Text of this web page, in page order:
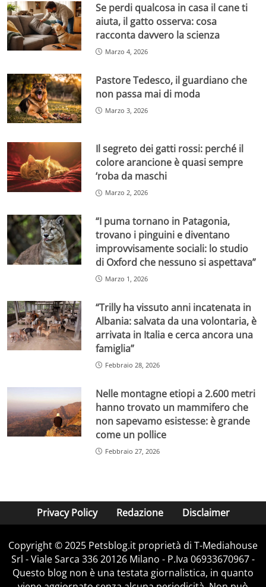
Se perdi qualcosa in casa il cane ti
aiuta, il gatto osserva: cosa
racconta davvero la scienza
Marzo 4, 2026
Pastore Tedesco, il guardiano che
non passa mai di moda
Marzo 3, 2026
Il segreto dei gatti rossi: perché il
colore arancione è quasi sempre
‘roba da maschi
Marzo 2, 2026
“I puma tornano in Patagonia,
trovano i pinguini e diventano
improvvisamente sociali: lo studio
di Oxford che nessuno si aspettava”
Marzo 1, 2026
“Trilly ha vissuto anni incatenata in
Albania: salvata da una volontaria, è
arrivata in Italia e cerca ancora una
famiglia”
Febbraio 28, 2026
Nelle montagne etiopi a 2.600 metri
hanno trovato un mammifero che
non sapevamo esistesse: è grande
come un pollice
Febbraio 27, 2026
Privacy Policy Redazione Disclaimer
Copyright © 2025 Petsblog.it proprietà di T-Mediahouse
Srl - Viale Sarca 336 20126 Milano - P.Iva 06933670967 -
Questo blog non è una testata giornalistica, in quanto